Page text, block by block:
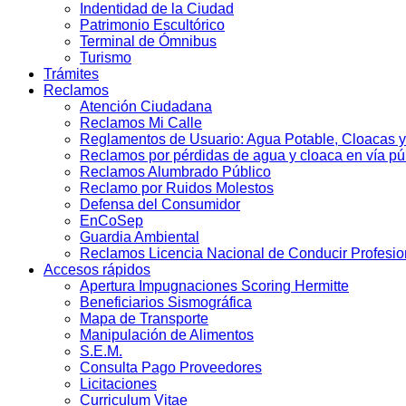
Indentidad de la Ciudad
Patrimonio Escultórico
Terminal de Ómnibus
Turismo
Trámites
Reclamos
Atención Ciudadana
Reclamos Mi Calle
Reglamentos de Usuario: Agua Potable, Cloacas
Reclamos por pérdidas de agua y cloaca en vía
Reclamos Alumbrado Público
Reclamo por Ruidos Molestos
Defensa del Consumidor
EnCoSep
Guardia Ambiental
Reclamos Licencia Nacional de Conducir
Accesos rápidos
Apertura Impugnaciones Scoring Hermitte
Beneficiarios Sismográfica
Mapa de Transporte
Manipulación de Alimentos
S.E.M.
Consulta Pago Proveedores
Licitaciones
Curriculum Vitae